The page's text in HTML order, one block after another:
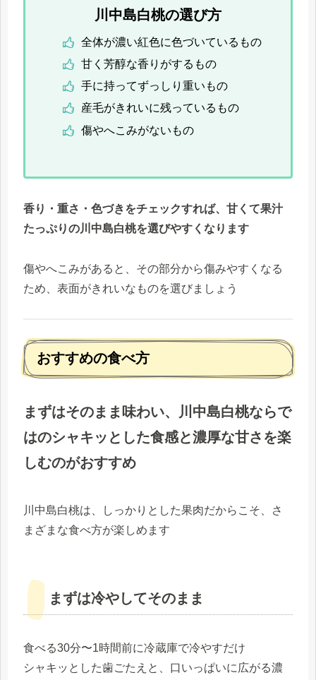
川中島白桃の選び方
全体が濃い紅色に色づいているもの
甘く芳醇な香りがするもの
手に持ってずっしり重いもの
産毛がきれいに残っているもの
傷やへこみがないもの
香り・重さ・色づきをチェックすれば、甘くて果汁
たっぷりの川中島白桃を選びやすくなります
傷やへこみがあると、その部分から傷みやすくなる
ため、表面がきれいなものを選びましょう
おすすめの食べ方
まずはそのまま味わい、川中島白桃ならで
はのシャキッとした食感と濃厚な甘さを楽
しむのがおすすめ
川中島白桃は、しっかりとした果肉だからこそ、さ
まざまな食べ方が楽しめます
まずは冷やしてそのまま
食べる30分〜1時間前に冷蔵庫で冷やすだけ
シャキッとした歯ごたえと、口いっぱいに広がる濃